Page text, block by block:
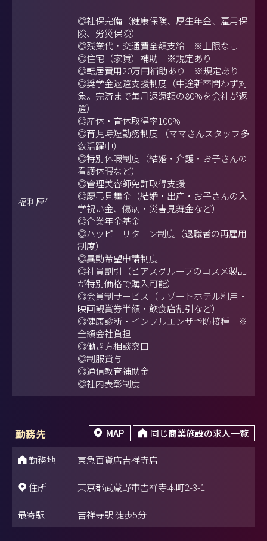
福利厚生
◎社保完備（健康保険、厚生年金、雇用保
険、労災保険）
◎残業代・交通費全額支給 ※上限なし
◎住宅（家賃）補助 ※規定あり
◎転居費用20万円補助あり ※規定あり
◎奨学金返還支援制度（中途新卒問わず対
象。完済まで毎月返還額の80%を会社が返
還）
◎産休・育休取得率100%
◎育児時短勤務制度 （ママさんスタッフ多
数活躍中）
◎特別休暇制度（結婚・介護・お子さんの
看護休暇など）
◎管理美容師免許取得支援
◎慶弔見舞金（結婚・出産・お子さんの入
学祝い金、傷病・災害見舞金など）
◎企業年金基金
◎ハッピーリターン制度（退職者の再雇用
制度）
◎異動希望申請制度
◎社員割引（ピアスグループのコスメ製品
が特別価格で購入可能）
◎会員制サービス（リゾートホテル利用・
映画観賞券半額・飲食店割引など）
◎健康診断・インフルエンザ予防接種 ※
全額会社負担
◎働き方相談窓口
◎制服貸与
◎通信教育補助金
◎社内表彰制度
勤務先 MAP 同じ商業施設の求人一覧
勤務地 東急百貨店吉祥寺店
住所 東京都武蔵野市吉祥寺本町2-3-1
最寄駅 吉祥寺駅 徒歩5分